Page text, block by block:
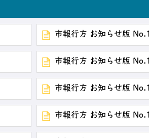
市報行方 お知らせ版
市報行方 お知らせ版
市報行方 お知らせ版
市報行方 お知らせ版